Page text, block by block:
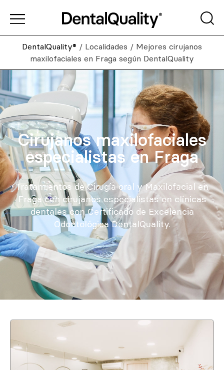
DentalQuality® / Localidades / Mejores cirujanos
maxilofaciales en Fraga según DentalQuality
Cirujanos maxilofaciales
especialistas en Fraga
Tratamientos de Cirugía oral y Maxilofacial en
Fraga con cirujanos especialistas en clínicas
dentales con Certificado de Excelencia
Odontológica DentalQuality.